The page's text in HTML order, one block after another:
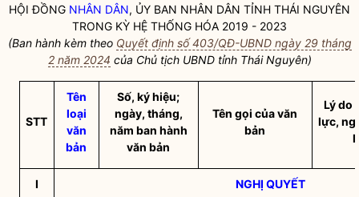
HỘI ĐỒNG NHÂN DÂN, ỦY BAN NHÂN DÂN TỈNH THÁI NGUYÊN
TRONG KỲ HỆ THỐNG HÓA 2019 - 2023
(Ban hành kèm theo Quyết định số 403/QĐ-UBND ngày 29 tháng
2 năm 2024 của Chủ tịch UBND tỉnh Thái Nguyên)
STT
Tên
loại
văn
bản
Số, ký hiệu;
ngày, tháng,
năm ban hành
văn bản
Tên gọi của văn
bản
Lý do
lực,
I NGHỊ QUYẾT